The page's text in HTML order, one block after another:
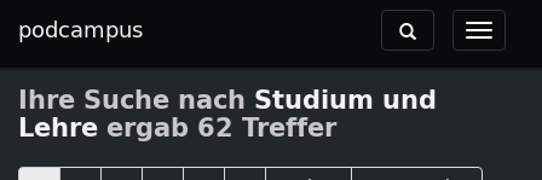
podcampus
Toggle
Toggle
navigation
Ihre Suche nach Studium und
Lehre ergab 62 Treffer